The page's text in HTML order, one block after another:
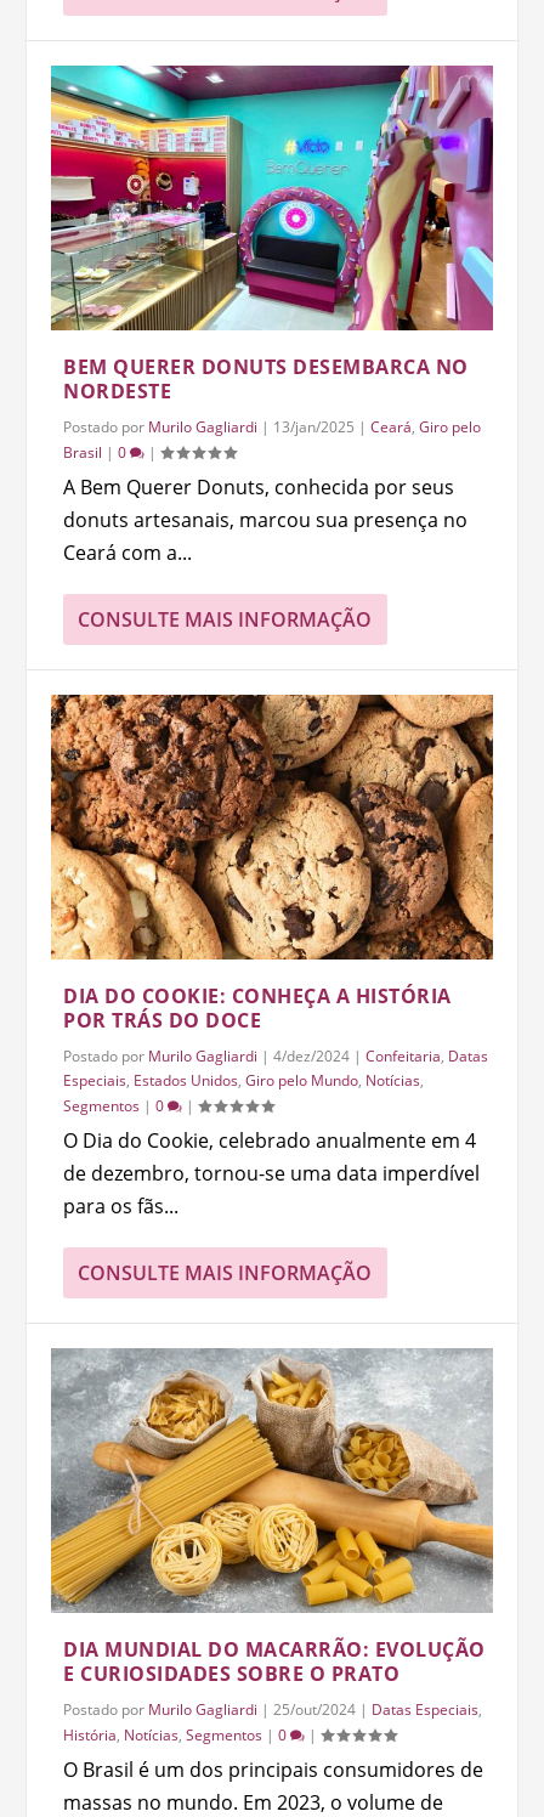
BEM QUERER DONUTS DESEMBARCA NO
NORDESTE
Postado por Murilo Gagliardi | 13/jan/2025 |Ceará,Giro pelo
Brasil |0 |
A Bem Querer Donuts, conhecida por seus
donuts artesanais, marcou sua presença no
Ceará com a...
CONSULTE MAIS INFORMAÇÃO
DIA DO COOKIE: CONHEÇA A HISTÓRIA
POR TRÁS DO DOCE
Postado por Murilo Gagliardi |4/dez/2024 |Confeitaria, Datas
Especiais, Estados Unidos,Giro pelo Mundo, Notícias,
Segmentos |0 |
O Dia do Cookie, celebrado anualmente em 4
de dezembro, tornou-se uma data imperdível
para os fãs...
CONSULTE MAIS INFORMAÇÃO
DIA MUNDIAL DO MACARRÃO: EVOLUÇÃO
E CURIOSIDADES SOBRE O PRATO
Postado por Murilo Gagliardi |25/out/2024 | Datas Especiais,
História, Notícias,Segmentos |0 |
O Brasil é um dos principais consumidores de
massas no mundo. Em 2023, o volume de